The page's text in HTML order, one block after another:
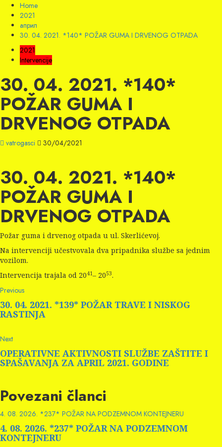
Home
2021
април
30. 04. 2021. *140* POŽAR GUMA I DRVENOG OTPADA
2021
Intervencije
30. 04. 2021. *140*
POŽAR GUMA I
DRVENOG OTPADA
vatrogasci 30/04/2021
30. 04. 2021. *140*
POŽAR GUMA I
DRVENOG OTPADA
Požar guma i drvenog otpada u ul. Skerlićevoj.
Na intervenciji učestvovala dva pripadnika službe sa jednim
vozilom.
Intervencija trajala od 2041– 2053.
Continue
Reading
PreviousPrevious
post:
30. 04. 2021. *139* POŽAR TRAVE I NISKOG
RASTINJA
NextNext
post:
OPERATIVNE AKTIVNOSTI SLUŽBE ZAŠTITE I
SPAŠAVANJA ZA APRIL 2021. GODINE
Povezani članci
4. 08. 2026. *237* POŽAR NA PODZEMNOM KONTEJNERU
4. 08. 2026. *237* POŽAR NA PODZEMNOM
KONTEJNERU